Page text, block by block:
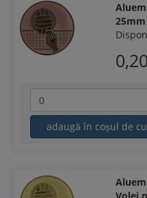
adaugă în coșul de